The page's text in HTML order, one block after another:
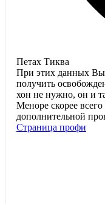
Петах Тиква
При этих данных Вы
получить
хон не нужно, он и
Меноре скорее всего
дополнительной
Страница профи